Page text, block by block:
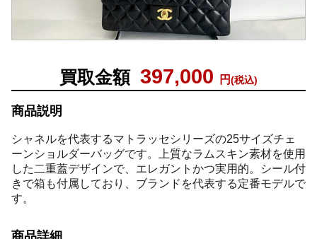
買取金額 397,000 円(税込)
商品説明
シャネルを代表するマトラッセシリーズの25サイズチェ
ーンショルダーバッグです。上質なラムスキン素材を使用
した二重蓋デザインで、エレガントかつ実用的。シール付
きで箱も付属しており、ブランドを代表する定番モデルで
す。